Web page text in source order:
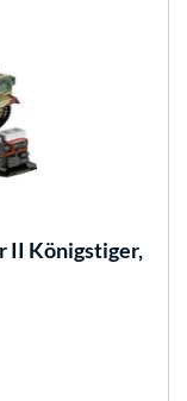
II Königstiger,